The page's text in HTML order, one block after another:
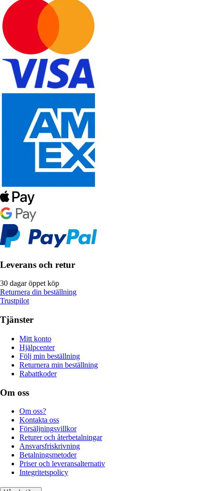
Leverans och retur
30 dagar öppet köp
Returnera din beställning
Trustpilot
Tjänster
Mitt konto
Hjälpcenter
Följ min beställning
Returnera min beställning
Rabattkoder
Om oss
Om oss?
Kontakta oss
Försäljningsvillkor
Returer och återbetalningar
Ansvarsfriskrivning
Betalningsmetoder
Priser och leveransalternativ
Integritetspolicy